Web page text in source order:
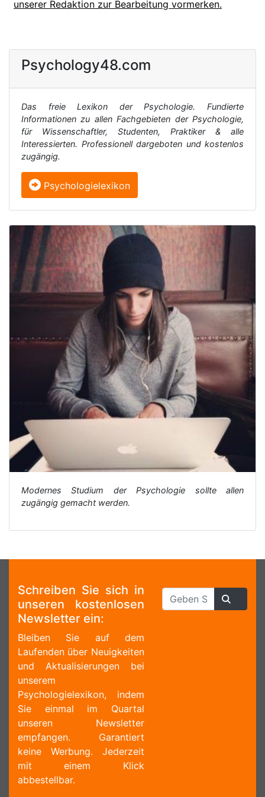
unserer Redaktion zur Bearbeitung vormerken.
Psychology48.com
Das freie Lexikon der Psychologie. Fundierte
Informationen zu allen Fachgebieten der Psychologie,
für Wissenschaftler, Studenten, Praktiker & alle
Interessierten. Professionell dargeboten und kostenlos
zugängig.
Psychologielexikon
Modernes Studium der Psychologie sollte allen
zugängig gemacht werden.
Schreiben Sie sich in
unseren kostenlosen
Newsletter ein:
Bleiben Sie auf dem
Laufenden über Neuigkeiten
und Aktualisierungen bei
unserem
Psychologielexikon, indem
Sie einmal im Quartal
unseren Newsletter
empfangen. Garantiert
keine Werbung. Jederzeit
mit einem Klick
abbestellbar.